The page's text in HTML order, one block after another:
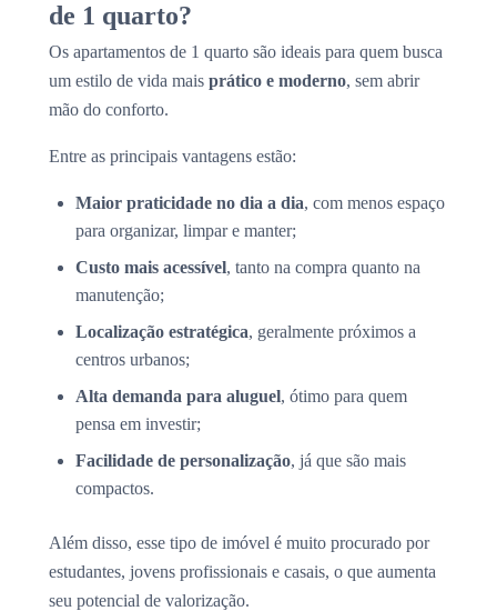
de 1 quarto?
Os apartamentos de 1 quarto são ideais para quem busca
um estilo de vida mais prático e moderno, sem abrir
mão do conforto.
Entre as principais vantagens estão:
Maior praticidade no dia a dia, com menos espaço
para organizar, limpar e manter;
Custo mais acessível, tanto na compra quanto na
manutenção;
Localização estratégica, geralmente próximos a
centros urbanos;
Alta demanda para aluguel, ótimo para quem
pensa em investir;
Facilidade de personalização, já que são mais
compactos.
Além disso, esse tipo de imóvel é muito procurado por
estudantes, jovens profissionais e casais, o que aumenta
seu potencial de valorização.